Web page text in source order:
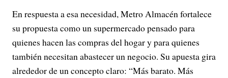
En respuesta a esa necesidad, Metro Almacén fortalece
su propuesta como un supermercado pensado para
quienes hacen las compras del hogar y para quienes
también necesitan abastecer un negocio. Su apuesta gira
alrededor de un concepto claro: “Más barato. Más